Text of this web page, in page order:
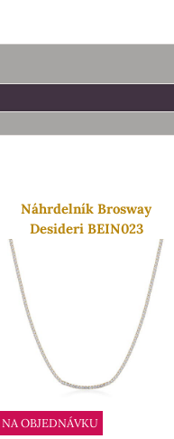
Náhrdelník Brosway
Desideri BEIN023
NA OBJEDNÁVKU